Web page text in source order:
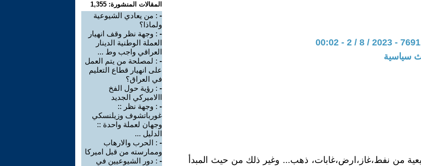
سياسية
من نفط،غاز،ارض،غابات، ذهب... وغير ذلك من حيث المبدأ
المقالات المنشورة: 1,355
- : من يعادي الشيوعية
ولماذا؟
- : وجهة نظر وقف انهيار
العملة الوطنية الدينار
العراقي واجب وط ...
- : لمصلحة من يتم العمل
على انهيار قطاع التعليم
في العراق؟
- : رؤية حول الفخ
االاميركي الجديد
- : وجهة نظر ::
غورباتشوف وزيلنسكي
وجهان لعملة واحدة ::
الدليل ...
- : الحرب والارهاب
وممارسته من قبل اميركا
- : دور الشيوعيين في